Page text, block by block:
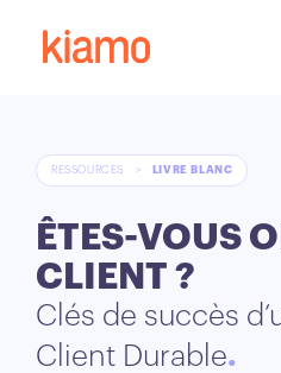
RESSOURCES > LIVRE BLANC
ÊTES-VOUS
CLIENT ?
Clés de succès
Client Durable